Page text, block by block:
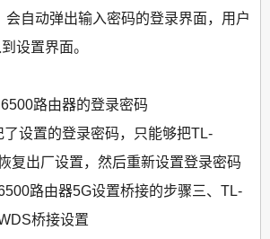
会自动弹出输入密码的登录界面，用户
设置界面。
路由器的登录密码
了设置的登录密码，只能够把TL-
复出厂设置，然后重新设置登录密码
路由器5G设置桥接的步骤三、TL-
桥接设置